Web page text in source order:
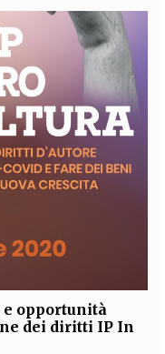
e opportunità
dei diritti IP In